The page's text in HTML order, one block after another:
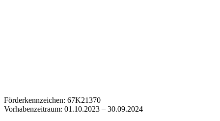
Förderkennzeichen: 67K21370
Vorhabenzeitraum: 01.10.2023 – 30.09.2024